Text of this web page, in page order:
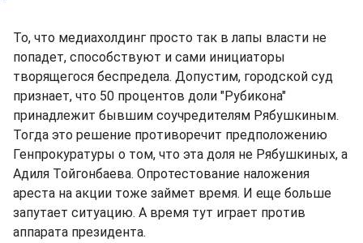
То, что медиахолдинг просто так в лапы власти не
попадет, способствуют и сами инициаторы
творящегося беспредела. Допустим, городской суд
признает, что 50 процентов доли "Рубикона"
принадлежит бывшим соучредителям Рябушкиным.
Тогда это решение противоречит предположению
Генпрокуратуры о том, что эта доля не Рябушкиных, а
Адиля Тойгонбаева. Опротестование наложения
ареста на акции тоже займет время. И еще больше
запутает ситуацию. А время тут играет против
аппарата президента.